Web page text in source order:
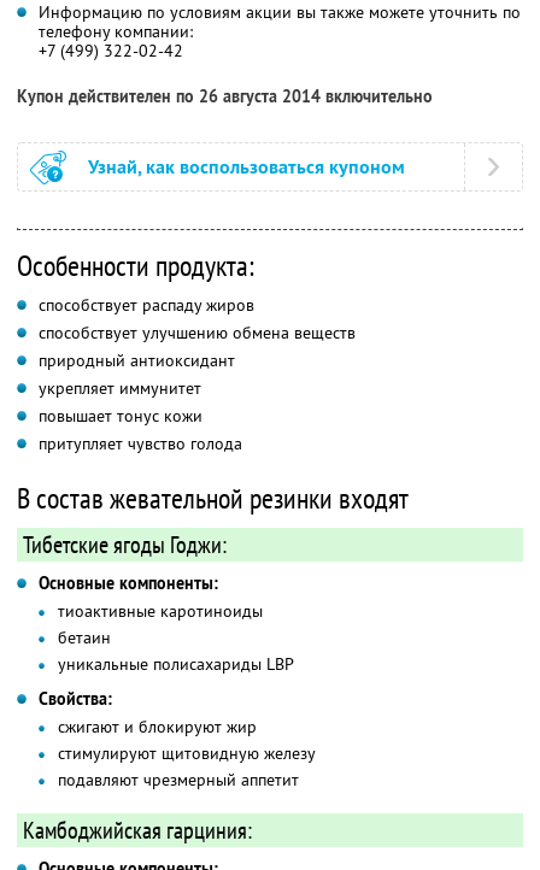
Информацию по условиям акции вы также можете уточнить по
телефону компании:
+7 (499) 322-02-42
Купон действителен по 26 августа 2014 включительно
Узнай, как воспользоваться купоном
Особенности продукта:
способствует распаду жиров
способствует улучшению обмена веществ
природный антиоксидант
укрепляет иммунитет
повышает тонус кожи
притупляет чувство голода
В состав жевательной резинки входят
Тибетские ягоды Годжи:
Основные компоненты:
тиоактивные каротиноиды
бетаин
уникальные полисахариды LBP
Свойства:
сжигают и блокируют жир
стимулируют щитовидную железу
подавляют чрезмерный аппетит
Камбоджийская гарциния: